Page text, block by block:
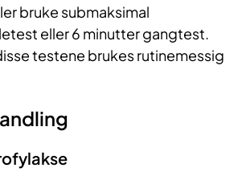
bruke submaksimal
eller 6 minutter gangtest.
testene brukes rutinemessig